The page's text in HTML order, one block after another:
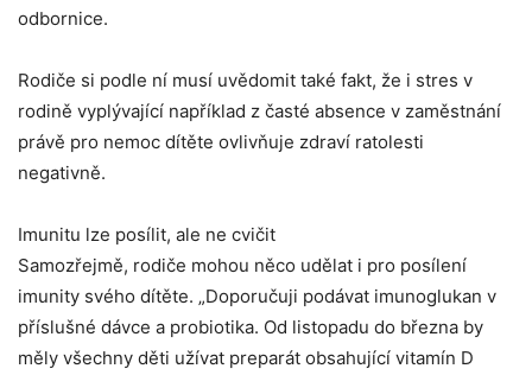
odbornice.
Rodiče si podle ní musí uvědomit také fakt, že i stres v
rodině vyplývající například z časté absence v zaměstnání
právě pro nemoc dítěte ovlivňuje zdraví ratolesti
negativně.
Imunitu lze posílit, ale ne cvičit
Samozřejmě, rodiče mohou něco udělat i pro posílení
imunity svého dítěte. „Doporučuji podávat imunoglukan v
příslušné dávce a probiotika. Od listopadu do března by
měly všechny děti užívat preparát obsahující vitamín D